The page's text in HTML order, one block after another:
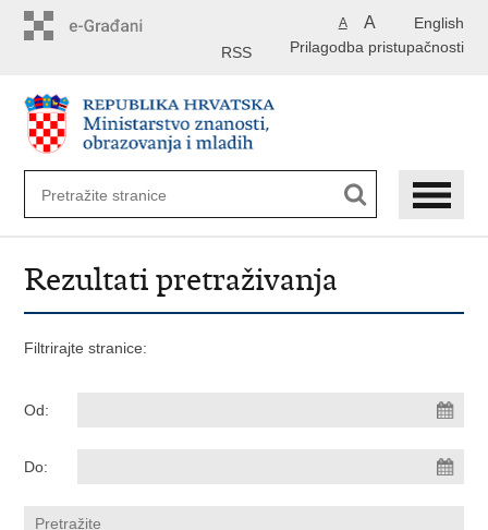
English
A A
Prilagodba pristupačnosti
RSS
Rezultati pretraživanja
Filtrirajte stranice:
Od:
Do: